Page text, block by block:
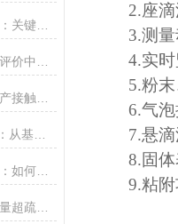
如何选择合适的接触角测定仪：关键参数与配置解读
精密制造企业的核心质检工具：如何通过接触角控制产品质量
如何利用接触角测定仪精准测量超疏水材料（>150°）
2.座
3.测
4.实
5.粉
6.气
7.悬
8.固
9.粘